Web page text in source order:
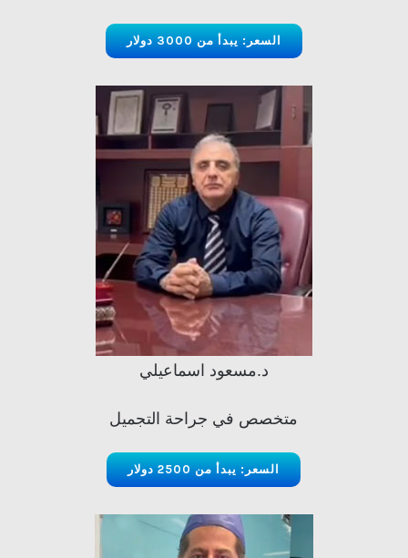
السعر: يبدأ من 3000 دولار
د.مسعود اسماعيلي
متخصص في جراحة التجميل
السعر: يبدأ من 2500 دولار